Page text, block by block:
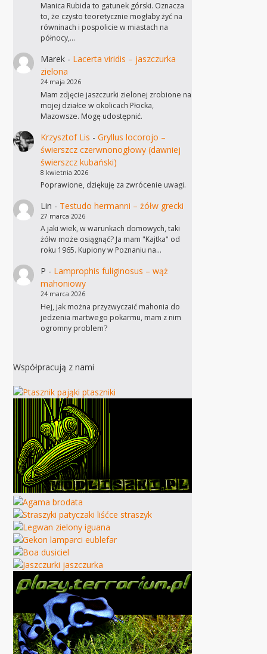
Manica Rubida to gatunek górski. Oznacza
to, że czysto teoretycznie mogłaby żyć na
równinach i pospolicie w miastach na
północy,…
Marek- Lacerta viridis – jaszczurka
zielona
24 maja 2026
Mam zdjęcie jaszczurki zielonej zrobione na
mojej działce w okolicach Płocka,
Mazowsze. Mogę udostępnić.
Krzysztof Lis - Gryllus locorojo –
świerszcz czerwnonogłowy (dawniej
świerszcz kubański)
8 kwietnia 2026
Poprawione, dziękuję za zwrócenie uwagi.
Lin - Testudo hermanni – żółw grecki
27 marca 2026
A jaki wiek, w warunkach domowych, taki
żółw może osiągnąć? Ja mam "Kajtka" od
roku 1965. Kupiony w Poznaniu na…
P - Lamprophis fuliginosus – wąż
mahoniowy
24 marca 2026
Hej, jak można przyzwyczaić mahonia do
jedzenia martwego pokarmu, mam z nim
ogromny problem?
Współpracują z nami